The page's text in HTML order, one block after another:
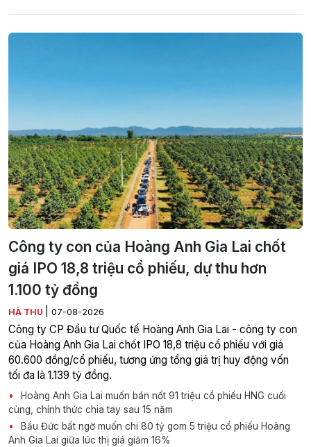
Công ty con của Hoàng Anh Gia Lai chốt
giá IPO 18,8 triệu cổ phiếu, dự thu hơn
1.100 tỷ đồng
HÀ THU 07-08-2026
Công ty CP Đầu tư Quốc tế Hoàng Anh Gia Lai - công ty con
của Hoàng Anh Gia Lai chốt IPO 18,8 triệu cổ phiếu với giá
60.600 đồng/cổ phiếu, tương ứng tổng giá trị huy động vốn
tối đa là 1.139 tỷ đồng.
Hoàng Anh Gia Lai muốn bán nốt 91 triệu cổ phiếu HNG cuối
cùng, chính thức chia tay sau 15 năm
Bầu Đức bất ngờ muốn chi 80 tỷ gom 5 triệu cổ phiếu Hoàng
Anh Gia Lai giữa lúc thị giá giảm 16%